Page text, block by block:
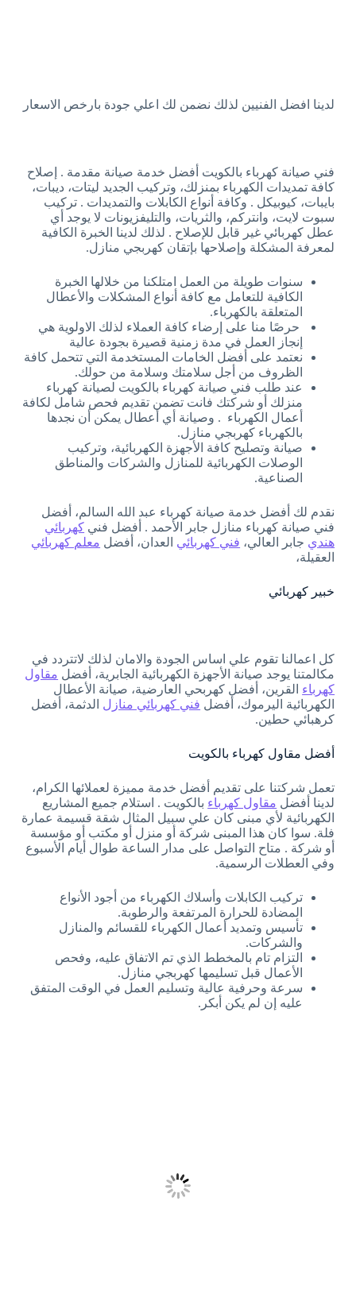
لدينا افضل الفنيين لذلك نضمن لك اعلي جودة بارخص الاسعار
فني صيانة كهرباء بالكويت أفضل خدمة صيانة مقدمة . إصلاح
كافة تمديدات الكهرباء بمنزلك، وتركيب الجديد ليتات، ديبات،
بايبات، كيوبيكل . وكافة أنواع الكابلات والتمديدات . تركيب
سبوت لايت، وانتركم، والثريات، والتليفزيونات لا يوجد أي
عطل كهربائي غير قابل للإصلاح . لذلك لدينا الخبرة الكافية
لمعرفة المشكلة وإصلاحها بإتقان كهربجي منازل.
سنوات طويلة من العمل امتلكنا من خلالها الخبرة
الكافية للتعامل مع كافة أنواع المشكلات والأعطال
المتعلقة بالكهرباء.
حرصًا منا على إرضاء كافة العملاء لذلك الاولوية هي
إنجاز العمل في مدة زمنية قصيرة بجودة عالية
نعتمد على أفضل الخامات المستخدمة التي تتحمل كافة
الظروف من أجل سلامتك وسلامة من حولك.
عند طلب فني صيانة كهرباء بالكويت لصيانة كهرباء
منزلك أو شركتك فانت تضمن تقديم فحص شامل لكافة
أعمال الكهرباء . وصيانة أي أعطال يمكن أن نجدها
بالكهرباء كهربجي منازل.
صيانة وتصليح كافة الأجهزة الكهربائية، وتركيب
الوصلات الكهربائية للمنازل والشركات والمناطق
الصناعية.
نقدم لك أفضل خدمة صيانة كهرباء عبد الله السالم، أفضل
فني صيانة كهرباء منازل جابر الأحمد . أفضل فني كهربائي
هندي جابر العالي، فني كهربائي العدان، أفضل معلم كهربائي
العقيلة،
خبير كهربائي
كل اعمالنا تقوم علي اساس الجودة والامان لذلك لاتتردد في
مكالمتنا يوجد صيانة الأجهزة الكهربائية الجابرية، أفضل مقاول
كهرباء القرين، أفضل كهربحي العارضية، صيانة الأعطال
الكهربائية اليرموك، أفضل فني كهربائي منازل الدثمة، أفضل
كرهبائي حطين.
أفضل مقاول كهرباء بالكويت
تعمل شركتنا على تقديم أفضل خدمة مميزة لعملائها الكرام،
لدينا أفضل مقاول كهرباء بالكويت . استلام جميع المشاريع
الكهربائية لأي مبنى كان علي سبيل المثال شقة قسيمة عمارة
فلة. سوا كان هذا المبنى شركة أو منزل أو مكتب أو مؤسسة
أو شركة . متاح التواصل على مدار الساعة طوال أيام الأسبوع
وفي العطلات الرسمية.
تركيب الكابلات وأسلاك الكهرباء من أجود الأنواع
المضادة للحرارة المرتفعة والرطوبة.
تأسيس وتمديد أعمال الكهرباء للقسائم والمنازل
والشركات.
التزام تام بالمخطط الذي تم الاتفاق عليه، وفحص
الأعمال قبل تسليمها كهربجي منازل.
سرعة وحرفية عالية وتسليم العمل في الوقت المتفق
عليه إن لم يكن أبكر.